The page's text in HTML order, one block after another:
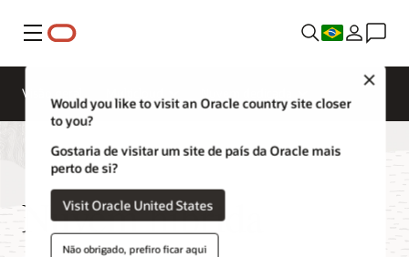
Menu
Would you like to visit an Oracle country site closer
to you?
Gostaria de visitar um site de país da Oracle mais
perto de si?
Visit Oracle United States
Não obrigado, prefiro ficar aqui
Visão geral
Nuvem híbrida